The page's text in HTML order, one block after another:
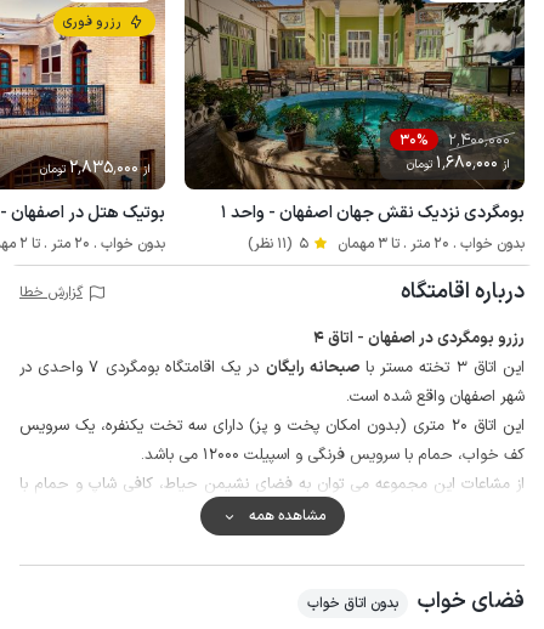
2٬400٬000 30%
از 1٬680٬000 تومان
بومگردی نزدیک نقش جهان اصفهان - واحد ۱
بدون خواب . 20 متر . تا 3 مهمان 5 (11 نظر)
رزرو فوری
از 2٬835٬000تومان
بوتیک هتل در اصفهان
بدون خواب . 20 متر . تا 2 مهمان
درباره اقامتگاه گزارش خطا
رزرو بومگردی در اصفهان - اتاق 4
این اتاق 3 تخته مستر با
صبحانه رایگان
در یک اقامتگاه بومگردی 7 واحدی در
شهر اصفهان واقع شده است.
این اتاق 20 متری (بدون امکان پخت و پز) دارای سه تخت یکنفره، یک سرویس
کف خواب، حمام با سرویس فرنگی و اسپیلت 12000 می باشد.
از مشاعات این مجموعه می توان به فضای نشیمن حیاط، کافی شاپ و حمام با
واحد پذیرش در مجموعه مستقر است، همچنین دوربین مداربسته محوطه حیاط
را تحت پوشش قرار می دهد.
مشاهده همه
فضای خواب بدون اتاق خواب